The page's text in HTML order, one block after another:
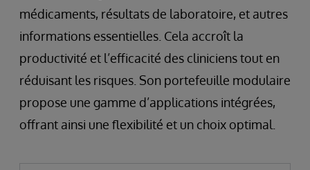
médicaments, résultats de laboratoire, et autres
informations essentielles. Cela accroît la
productivité et l’efficacité des cliniciens tout en
réduisant les risques. Son portefeuille modulaire
propose une gamme d’applications intégrées,
offrant ainsi une flexibilité et un choix optimal.